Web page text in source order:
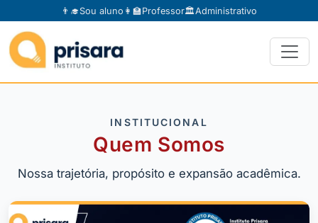
👨‍🎓Sou aluno 👩‍🏫Professor🏛️Administrativo
INSTITUCIONAL
Quem Somos
Nossa trajetória, propósito e expansão acadêmica.